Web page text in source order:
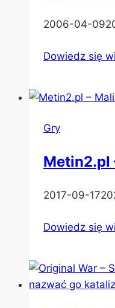
2006-04-09
Dowiedz się
Gry
Metin2.pl
2017-09-17
Dowiedz się